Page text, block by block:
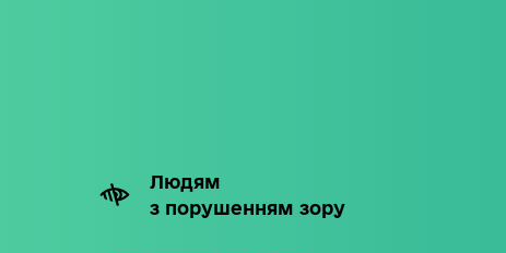
Людям
з порушенням зору